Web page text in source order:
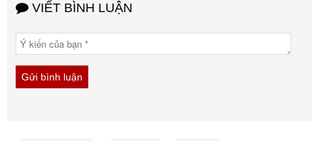
VIẾT BÌNH LUẬN